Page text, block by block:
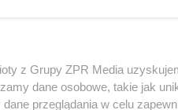
z Grupy ZPR Media
dane osobowe, takie jak
przeglądania w celu